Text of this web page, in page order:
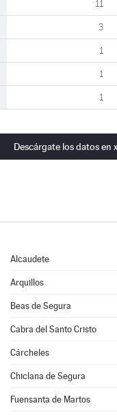
11
3
1
1
1
Descárgate los datos en
Alcaudete
Arquillos
Beas de Segura
Cabra del Santo Cristo
Cárcheles
Chiclana de Segura
Fuensanta de Martos